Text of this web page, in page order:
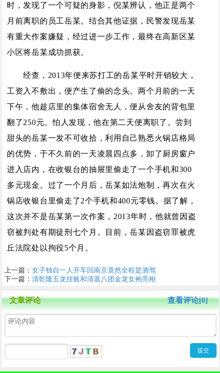
时，发现了一个可疑的身影，倪某辨认，他正是两个
月前离职的员工岳某。结合其他证据，民警发现岳某
有重大作案嫌疑，经过进一步工作，最终在高新区某
小区将岳某成功抓获。
经查，2013年便来苏打工的岳某平时开销较大，
工资入不敷出，便产生了偷的念头。两个月前的一天
下午，他趁店里的集体宿舍无人，便从舍友的背包里
翻了250元。怕人发现，他在第二天便离职了。尝到
甜头的岳某一发不可收拾，利用自己熟悉火锅店格局
的优势，于不久前的一天凌晨四点多，卸了厨房窗户
进入店内，在收银台的抽屉里偷走了一个手机和300
多元现金。过了一个月后，岳某如法炮制，再次在火
锅店收银台里偷走了2个手机和400元零钱。据了解，
这次并不是岳某第一次作案，2013年时，他就曾因盗
窃被判处有期徒刑七个月。目前，岳某因盗窃罪被虎
丘法院处以拘役5个月。
上一篇： 女子独自一人开车回南京竟然全程是酒驾
下一篇： 清乾隆五龙挂账和清嘉八团金龙女袍亮相
查看评论[0]
文章评论